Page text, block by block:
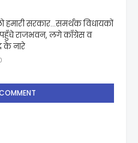
हमारी सरकार...समर्थक विधायकों
राजभवन, लगे काँग्रेस व
के नारे